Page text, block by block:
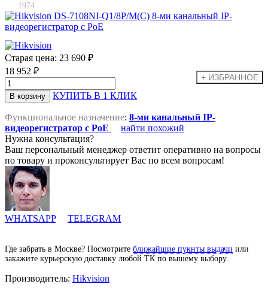
1974
Старая цена: 23 690 ₽
18 952 ₽
КУПИТЬ В 1 КЛИК
Функциональное назначение: 8-ми канальный IP-
видеорегистратор c PoE
найти похожий
Нужна консультация?
Ваш персональный менеджер ответит оперативно на вопросы
по товару и проконсультирует Вас по всем вопросам!
WHATSAPP TELEGRAM
Где забрать в Москве? Посмотрите ближайшие пукнты выдачи или
закажите курьерскую доставку любой ТК по вышему выбору.
Производитель: Hikvision